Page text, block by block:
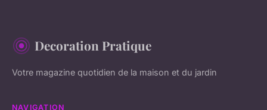
Decoration Pratique
Votre magazine quotidien de la maison et du jardin
NAVIGATION